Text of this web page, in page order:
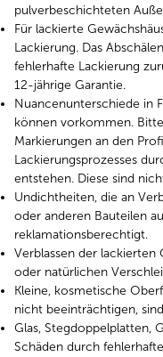
pulverbeschichteten
Für lackierte
Lackierung. Das
fehlerhafte Lackierung
12-jährige Garantie.
Nuancenunterschiede in
können vorkommen.
Markierungen an den
Lackierungsprozesses
entstehen. Diese sind
Undichtheiten, die an
oder anderen Bauteilen
reklamationsberechtigt.
Verblassen der
oder natürlichen
Kleine, kosmetische
nicht beeinträchtigen,
Glas, Stegdoppelplatten,
Schäden durch